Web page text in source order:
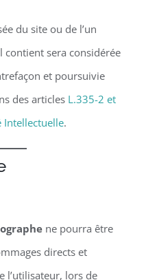
du site ou de l’un
contient sera considérée
et poursuivie
des articles L.335-2 et
Intellectuelle.
ne pourra être
directs et
l’utilisateur, lors de